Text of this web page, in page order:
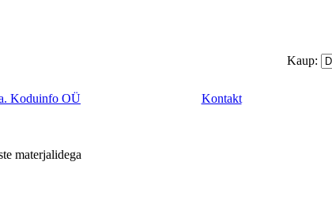
Kaup:
Koduinfo OÜ Kontakt
materjalidega